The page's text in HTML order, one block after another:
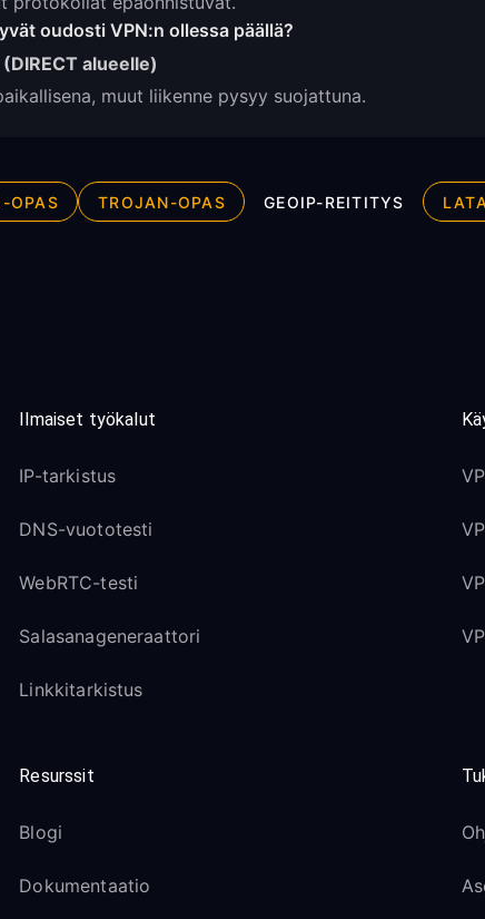
oudosti VPN:n ollessa päällä?
alueelle)
muut liikenne pysyy suojattuna.
OPAS TROJAN-OPAS GEOIP-REITITYS
Ilmaiset työkalut
IP-tarkistus
DNS-vuototesti
WebRTC-testi
Salasanageneraattori
Linkkitarkistus
Resurssit
Blogi
Dokumentaatio